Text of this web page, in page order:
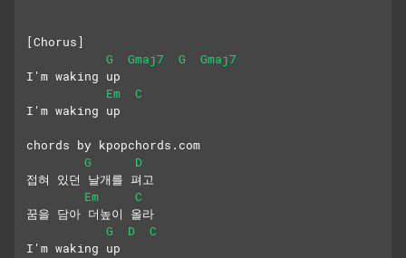
[Chorus]
G
Gmaj7 G
Gmaj7
I'm waking up
Em
C
I'm waking up
chords by kpopchords.com
G
D
접혀 있던 날개를 펴고
Em
C
꿈을 담아 더높이 올라
G
D
C
I'm waking up